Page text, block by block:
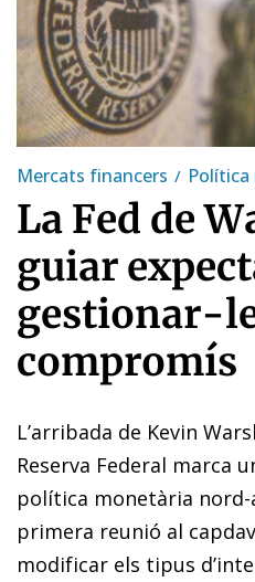
Mercats financers
La Fed de
guiar
gestionar-
compromís
L’arribada de Kevin
Reserva Federal marca
política monetària nord-
primera reunió al
modificar els tipus